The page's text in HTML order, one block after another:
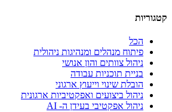
קטגוריות
הכל
פיתוח מנהלים ומנהיגות ניהולית
ניהול צוותים והון אנושי
בניית תוכניות עבודה
הובלת שינוי וייעוץ ארגוני
ניהול ביצועים ואפקטיביות ארגונית
ניהול אפקטיבי בעידן ה- AI